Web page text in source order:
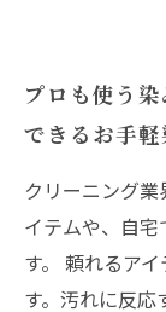
プロも使う
できるお手軽
クリーニング
イテムや、自
す。 頼れるア
す。汚れに反